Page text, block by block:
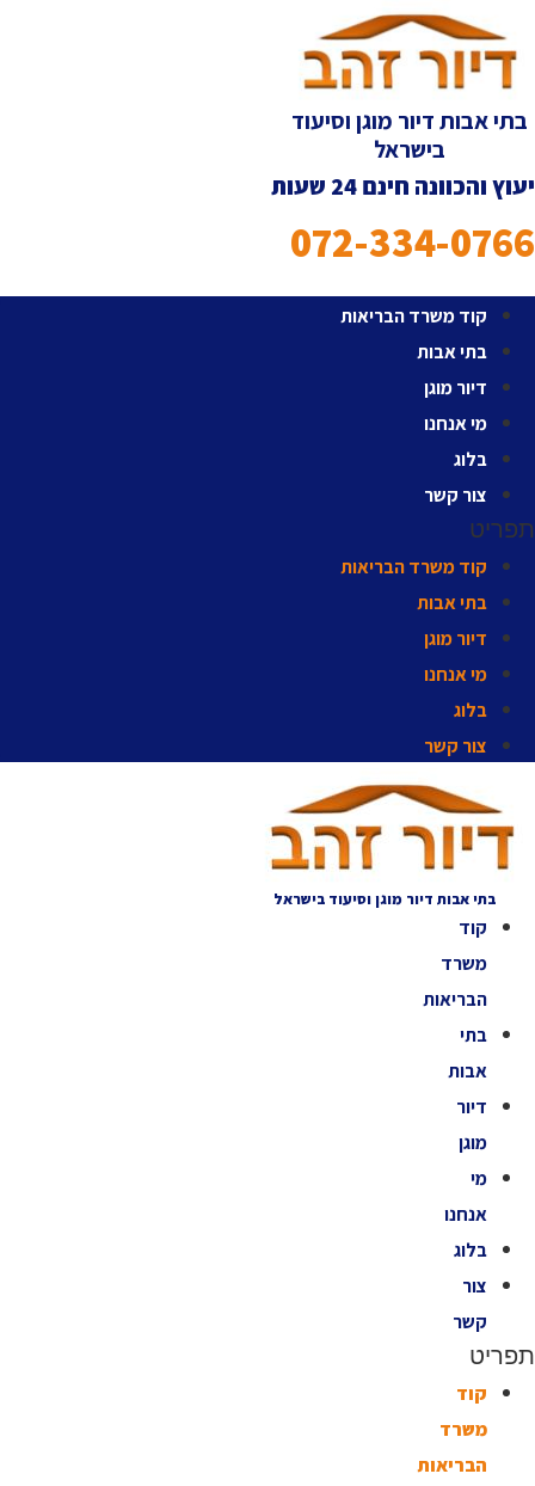
לתוכן
בתי אבות דיור מוגן וסיעוד
בישראל
יעוץ והכוונה חינם 24 שעות
072-334-0766
קוד משרד הבריאות
בתי אבות
דיור מוגן
מי אנחנו
בלוג
צור קשר
תפריט
קוד משרד הבריאות
בתי אבות
דיור מוגן
מי אנחנו
בלוג
צור קשר
בתי אבות דיור מוגן וסיעוד בישראל
קוד
משרד
הבריאות
בתי
אבות
דיור
מוגן
מי
אנחנו
בלוג
צור
קשר
תפריט
קוד
משרד
הבריאות